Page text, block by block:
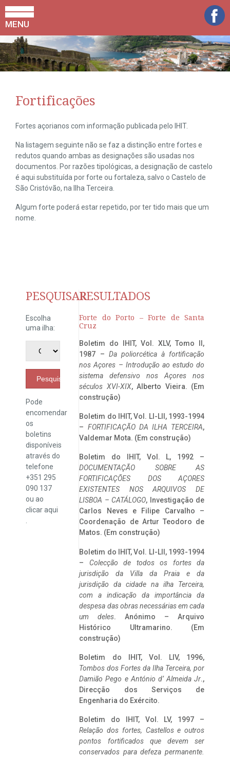
MENU
Fortificações
Fortes açorianos com informação publicada pelo IHIT.
Na listagem seguinte não se faz a distinção entre fortes e
redutos quando ambas as designações são usadas nos
documentos. Por razões tipológicas, a designação de castelo
é aqui substituída por forte ou fortaleza, salvo o Castelo de
São Cristóvão, na Ilha Terceira.
Algum forte poderá estar repetido, por ter tido mais que um
nome.
PESQUISAR
Escolha
uma ilha:
Pesquisar
Pode
encomendar
os
boletins
disponíveis
através do
telefone
+351 295
090 137
ou ao
clicaraqui
RESULTADOS
Forte do Porto – Forte de Santa
Cruz
Boletim do IHIT, Vol. XLV, Tomo II,
1987 – Da poliorcética à fortificação
nos Açores – Introdução ao estudo do
sistema defensivo nos Açores nos
séculos XVI-XIX, Alberto Vieira. (Em
construção)
Boletim do IHIT, Vol. LI-LII, 1993-1994
– FORTIFICAÇÃO DA ILHA TERCEIRA,
Valdemar Mota. (Em construção)
Boletim do IHIT, Vol. L, 1992 –
DOCUMENTAÇÃO SOBRE AS
FORTIFICAÇÕES DOS AÇORES
EXISTENTES NOS ARQUIVOS DE
LISBOA – CATÁLOGO, Investigação de
Carlos Neves e Filipe Carvalho –
Coordenação de Artur Teodoro de
Matos. (Em construção)
Boletim do IHIT, Vol. LI-LII, 1993-1994
– Colecção de todos os fortes da
jurisdição da Villa da Praia e da
jurisdição da cidade na ilha Terceira,
com a indicação da importância da
despesa das obras necessárias em cada
um deles. Anónimo – Arquivo
Histórico Ultramarino. (Em
construção)
Boletim do IHIT, Vol. LIV, 1996,
Tombos dos Fortes da Ilha Terceira, por
Damião Pego e António d’ Almeida Jr.,
Direcção dos Serviços de
Engenharia do Exército.
Boletim do IHIT, Vol. LV, 1997 –
Relação dos fortes, Castellos e outros
pontos fortificados que devem ser
conservados para defeza permanente.